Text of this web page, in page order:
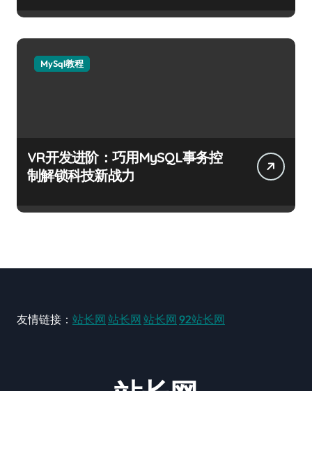
MySql教程
VR开发进阶：巧用MySQL事务控
制解锁科技新战力
友情链接： 站长网 站长网 站长网 92站长网
站长网